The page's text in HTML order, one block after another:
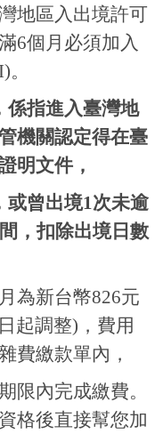
地區入出境許可
6個月必須加入
係指進入臺灣地
機關認定得在臺
明文件，
或曾出境1次未逾
，扣除出境日數
為新台幣826元
起調整)，費用
費繳款單內，
限內完成繳費。
格後直接幫您加